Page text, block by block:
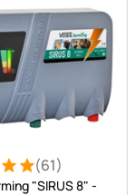
5 von 5 (61
(61)
"SIRUS 8" -